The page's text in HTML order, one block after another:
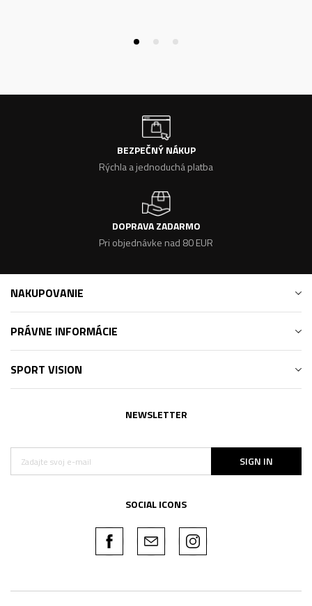
BEZPEČNÝ NÁKUP
Rýchla a jednoduchá platba
DOPRAVA ZADARMO
Pri objednávke nad 80 EUR
NAKUPOVANIE
PRÁVNE INFORMÁCIE
SPORT VISION
NEWSLETTER
SIGN IN
SOCIAL ICONS